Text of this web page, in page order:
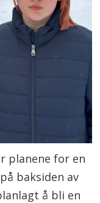
planene for en
baksiden av
å bli en